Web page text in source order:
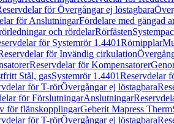
för Övergångar ej löstagbara
för AnslutningarFördelare med gängad
och rördelarRörfästen
för Systemrör 1.4401Rörnipplar
för Invändig cirkulation
Reservdelar för Kompensatorer
Stål, gasSystemrör 1.4401Reservdelar
för T-rörÖvergångar ej löstagbara
för FörslutningarAnslutningar
för flänskopplingarGeberit Mapress Therm
för T-rörÖvergångar ej löstagbara